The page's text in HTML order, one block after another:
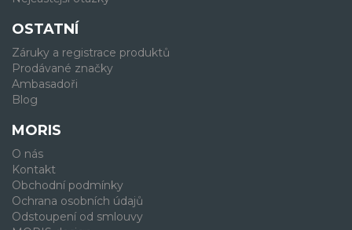
OSTATNÍ
Záruky a registrace produktů
Prodávané značky
Ambasadoři
Blog
MORIS
O nás
Kontakt
Obchodní podmínky
Ochrana osobních údajů
Odstoupení od smlouvy